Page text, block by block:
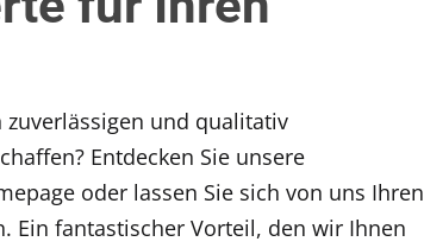
zuverlässigen und qualitativ
Entdecken Sie unsere
oder lassen Sie sich von uns Ihren
Ein fantastischer Vorteil, den wir Ihnen